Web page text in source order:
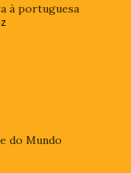
à portuguesa
do Mundo